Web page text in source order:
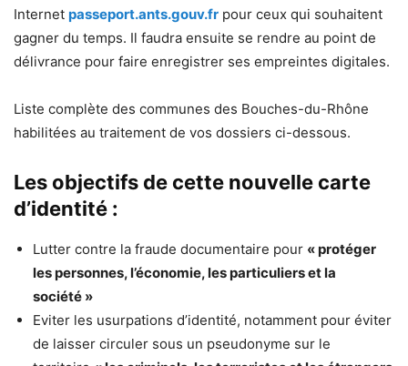
Internet passeport.ants.gouv.fr pour ceux qui souhaitent
gagner du temps. Il faudra ensuite se rendre au point de
délivrance pour faire enregistrer ses empreintes digitales.
Liste complète des communes des Bouches-du-Rhône
habilitées au traitement de vos dossiers ci-dessous.
Les objectifs de cette nouvelle carte
d’identité :
Lutter contre la fraude documentaire pour « protéger
les personnes, l’économie, les particuliers et la
société »
Eviter les usurpations d’identité, notamment pour éviter
de laisser circuler sous un pseudonyme sur le